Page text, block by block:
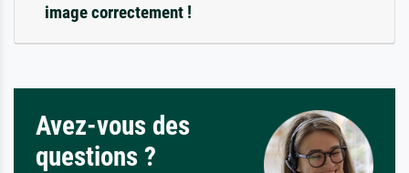
image correctement !
Avez-vous des
questions ?